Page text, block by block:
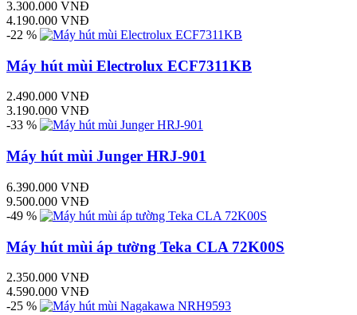
3.300.000 VNĐ
4.190.000 VNĐ
-22 %
Máy hút mùi Electrolux ECF7311KB
2.490.000 VNĐ
3.190.000 VNĐ
-33 %
Máy hút mùi Junger HRJ-901
6.390.000 VNĐ
9.500.000 VNĐ
-49 %
Máy hút mùi áp tường Teka CLA 72K00S
2.350.000 VNĐ
4.590.000 VNĐ
-25 %